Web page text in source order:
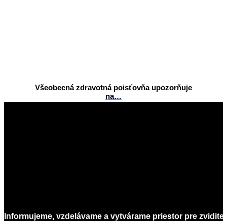
Všeobecná zdravotná poisťovňa upozorňuje
na…
Informujeme, vzdelávame a vytvárame priestor pre